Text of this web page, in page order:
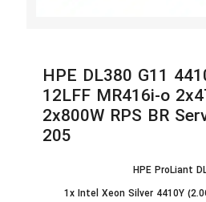
HPE DL380 G11
12LFF MR416i-o
2x800W RPS BR
205
1x Intel Xeon Silver 4410Y